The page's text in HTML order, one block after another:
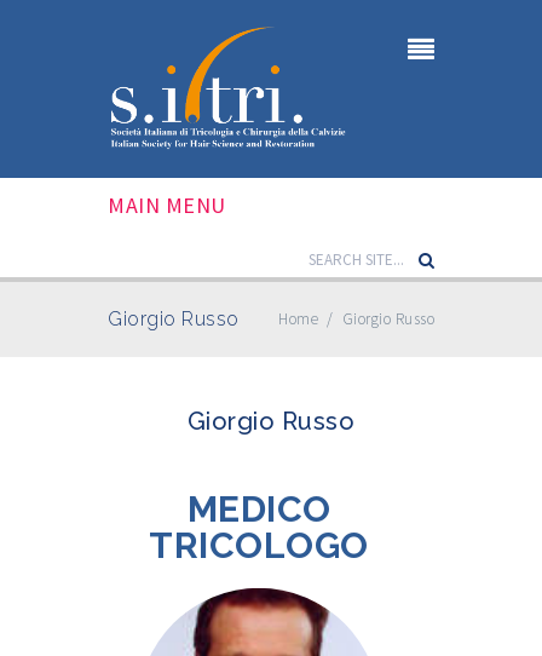
MAIN MENU
Giorgio Russo Home / Giorgio Russo
Giorgio Russo
MEDICO
TRICOLOGO